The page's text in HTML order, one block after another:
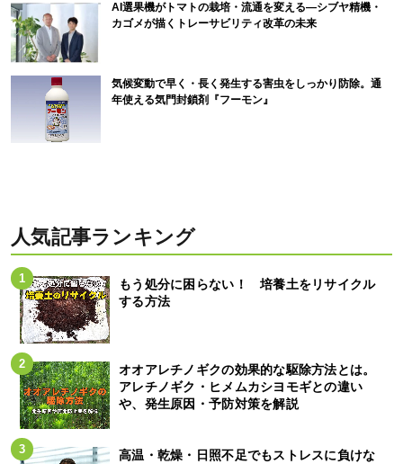
AI選果機がトマトの栽培・流通を変える―シブヤ精機・
カゴメが描くトレーサビリティ改革の未来
気候変動で早く・長く発生する害虫をしっかり防除。通
年使える気門封鎖剤『フーモン』
人気記事ランキング
もう処分に困らない！ 培養土をリサイクル
する方法
オオアレチノギクの効果的な駆除方法とは。
アレチノギク・ヒメムカシヨモギとの違い
や、発生原因・予防対策を解説
高温・乾燥・日照不足でもストレスに負けな